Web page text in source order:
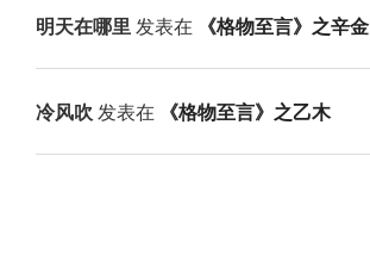
明天在哪里发表在 《格物至言》之辛金
冷风吹 发表在 《格物至言》之乙木